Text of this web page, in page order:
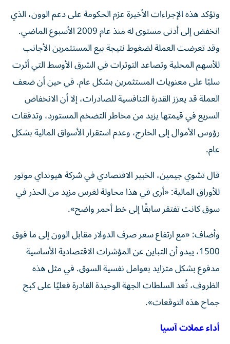
وتؤكد هذه الإجراءات الأخيرة عزم الحكومة على دعم الوون، الذي
انخفض إلى أدنى مستوى له منذ عام 2009 الأسبوع الماضي.
وقد تعرضت العملة لضغوط نتيجة بيع المستثمرين الأجانب
للأسهم المحلية وتصاعد التوترات في الشرق الأوسط التي أثرت
سلبًا على معنويات المستثمرين بشكل عام. في حين أن ضعف
العملة قد يعزز القدرة التنافسية للصادرات، إلا أن الانخفاض
السريع في قيمتها يزيد من مخاطر التضخم المستورد، وتدفقات
رؤوس الأموال إلى الخارج، وعدم استقرار الأسواق المالية بشكل
عام.
قال تشوي جيمين، الخبير الاقتصادي في شركة هيونداي موتور
للأوراق المالية: «أرى في هذا محاولة لغرس مزيد من الحذر في
سوق كانت تفتقر سابقًا إلى خط أحمر واضح».
وأضاف: «مع ارتفاع سعر صرف الدولار مقابل الوون إلى ما فوق
1500، يبدو أن التباين عن المؤشرات الاقتصادية الأساسية
مدفوع بشكل متزايد بعوامل نفسية السوق. في مثل هذه
الظروف، تُعد السلطات الجهة الوحيدة القادرة فعليًا على كبح
جماح هذه التوقعات».
أداء عملات آسيا